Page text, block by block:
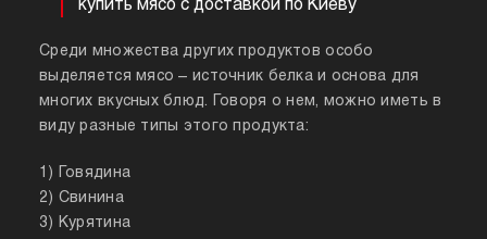
купить мясо с доставкой по Киеву
Среди множества других продуктов особо
выделяется мясо – источник белка и основа для
многих вкусных блюд. Говоря о нем, можно иметь в
виду разные типы этого продукта:
1) Говядина
2) Свинина
3) Курятина